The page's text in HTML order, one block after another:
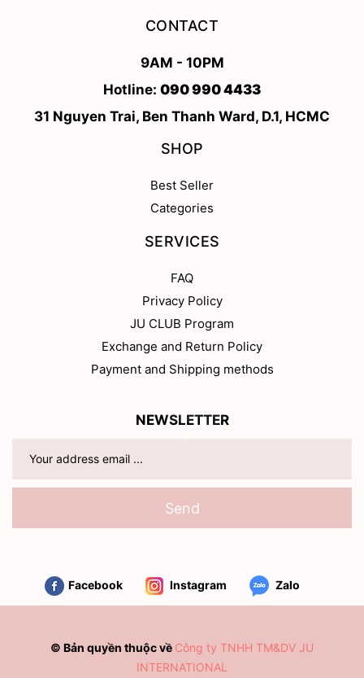
CONTACT
9AM - 10PM
Hotline: 090 990 4433
31 Nguyen Trai, Ben Thanh Ward, D.1, HCMC
SHOP
Best Seller
Categories
SERVICES
FAQ
Privacy Policy
JU CLUB Program
Exchange and Return Policy
Payment and Shipping methods
NEWSLETTER
Send
Facebook Instagram Zalo
© Bản quyền thuộc về Công ty TNHH TM&DV JU
INTERNATIONAL